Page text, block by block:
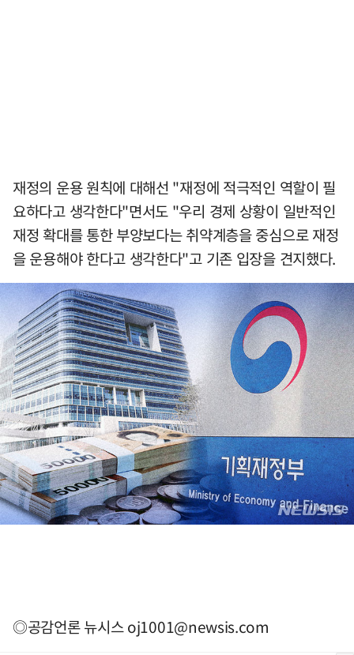
재정의 운용 원칙에 대해선 "재정에 적극적인 역할이 필
요하다고 생각한다"면서도 "우리 경제 상황이 일반적인
재정 확대를 통한 부양보다는 취약계층을 중심으로 재정
을 운용해야 한다고 생각한다"고 기존 입장을 견지했다.
◎공감언론 뉴시스oj1001@newsis.com